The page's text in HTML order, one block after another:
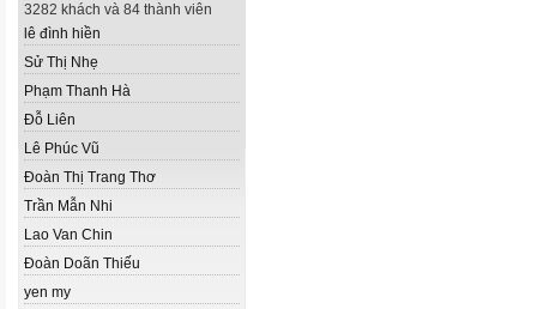
3282 khách và 84 thành viên
lê đình hiền
Sử Thị Nhẹ
Phạm Thanh Hà
Đỗ Liên
Lê Phúc Vũ
Đoàn Thị Trang Thơ
Trần Mẫn Nhi
Lao Van Chin
Đoàn Doãn Thiếu
yen my